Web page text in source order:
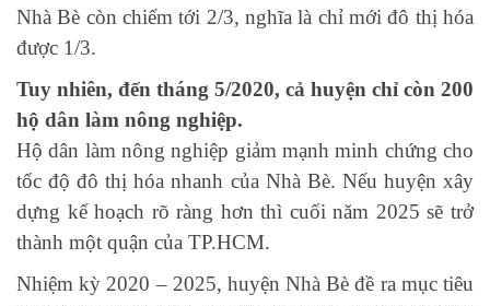
Nhà Bè còn chiếm tới 2/3, nghĩa là chỉ mới đô thị hóa
được 1/3.
Tuy nhiên, đến tháng 5/2020, cả huyện chỉ còn 200
hộ dân làm nông nghiệp.
Hộ dân làm nông nghiệp giảm mạnh minh chứng cho
tốc độ đô thị hóa nhanh của Nhà Bè. Nếu huyện xây
dựng kế hoạch rõ ràng hơn thì cuối năm 2025 sẽ trở
thành một quận của TP.HCM.
Nhiệm kỳ 2020 – 2025, huyện Nhà Bè đề ra mục tiêu